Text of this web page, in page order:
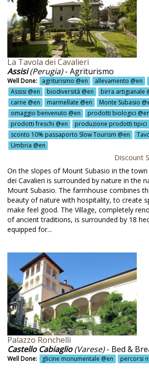
rinnovabile @en
solare @en
rinnovabili @en
tipica @en
naturale @en
@en
@en
a cavallo @en
@en
a cavallo @en
a piedi @en
attive con esperti @en
con gli asini @en
guidate @en
naturalistiche @en
storico-culturali @en
trekking @en
naturalistiche @en
delle prugne @en
La Tavola dei Cavalieri
Assisi(Perugia)- Agriturismo
Well Done: agriturismo @en allevamento @en
Assisi @en
biodiversità @en birra artigianale
carne @en
marmellate @en Monte Subasio
omaggio benvenuto @en
prodotti biologici @en
prodotti freschi @en
produzione prodotti tipici
sconto 10% passaporto Slow Tourism @en
Umbria @en
Discount
On the slopes of Mount Subasio in the
dei Cavalieri is surrounded by nature in the
Mount Subasio. The farmhouse combines
beauty of nature with hospitality, to create
make feel good. The Village, completely
of ancient traditions, is surrounded by 18
equipped for...
Palazzo Ronchelli
Castello Cabiaglio(Varese)- Bed &
Well Done: glicine monumentale @en percorsi